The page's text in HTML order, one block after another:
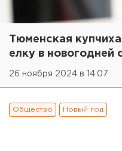
Тюменская
елку в новогодней
26 ноября 2024 в 14:07
Общество Новый год